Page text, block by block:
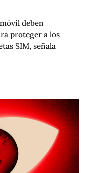
deben
proteger a los
SIM, señala